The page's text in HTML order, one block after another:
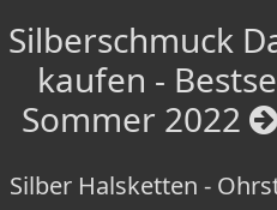
Silberschmuck
kaufen -
Sommer 2022
Silber Halsketten -